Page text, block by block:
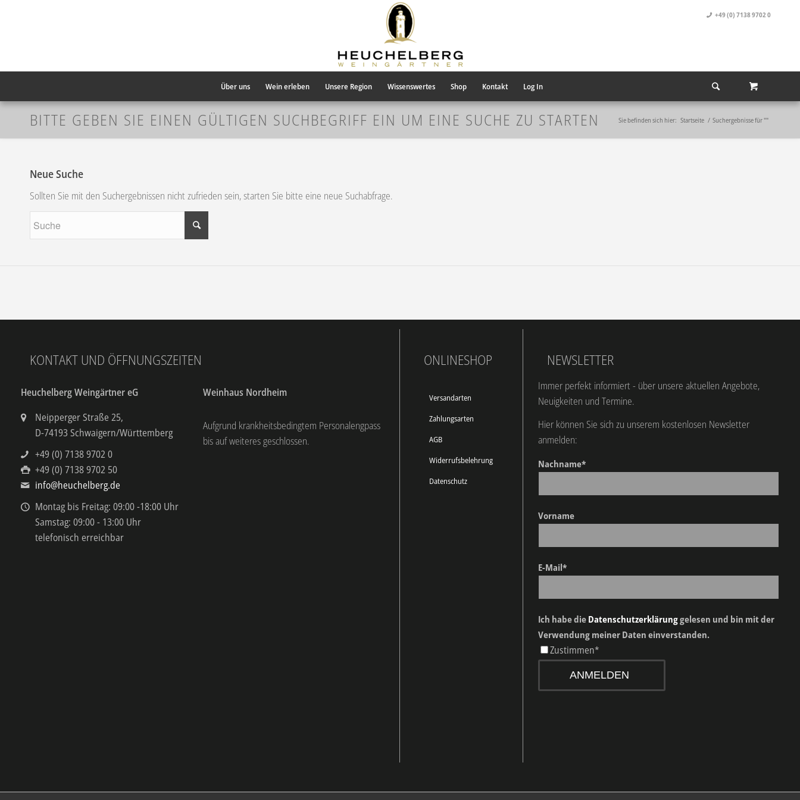
+49 (0) 7138 9702 0
Über uns Wein erleben Unsere Region Wissenswertes Shop Kontakt Log In
BITTE GEBEN SIE EINEN GÜLTIGEN SUCHBEGRIFF EIN UM EINE SUCHE ZU STARTEN Sie befinden sich hier: Startseite / Suchergebnisse für ""
Neue Suche
Sollten Sie mit den Suchergebnissen nicht zufrieden sein, starten Sie bitte eine neue Suchabfrage.
KONTAKT UND ÖFFNUNGSZEITEN
Heuchelberg Weingärtner eG
Neipperger Straße 25,
D-74193 Schwaigern/Württemberg
+49 (0) 7138 9702 0
+49 (0) 7138 9702 50
info@heuchelberg.de
Montag bis Freitag: 09:00 -18:00 Uhr
Samstag: 09:00 - 13:00 Uhr
telefonisch erreichbar
Weinhaus Nordheim
Aufgrund krankheitsbedingtem Personalengpass
bis auf weiteres geschlossen.
ONLINESHOP
Versandarten
Zahlungsarten
AGB
Widerrufsbelehrung
Datenschutz
NEWSLETTER
Immer perfekt informiert - über unsere aktuellen Angebote,
Neuigkeiten und Termine.
Hier können Sie sich zu unserem kostenlosen Newsletter
anmelden:
Nachname*
Vorname
E-Mail*
Ich habe die Datenschutzerklärunggelesen und bin mit der
Verwendung meiner Daten einverstanden.
Zustimmen*
ANMELDEN